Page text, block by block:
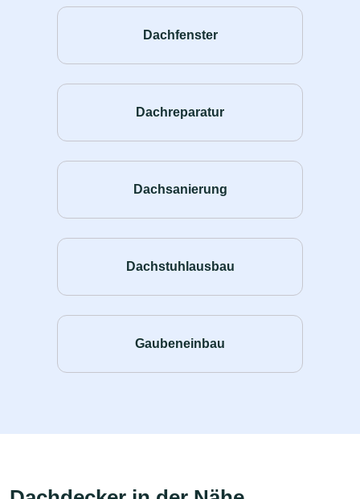
Dachfenster
Dachreparatur
Dachsanierung
Dachstuhlausbau
Gaubeneinbau